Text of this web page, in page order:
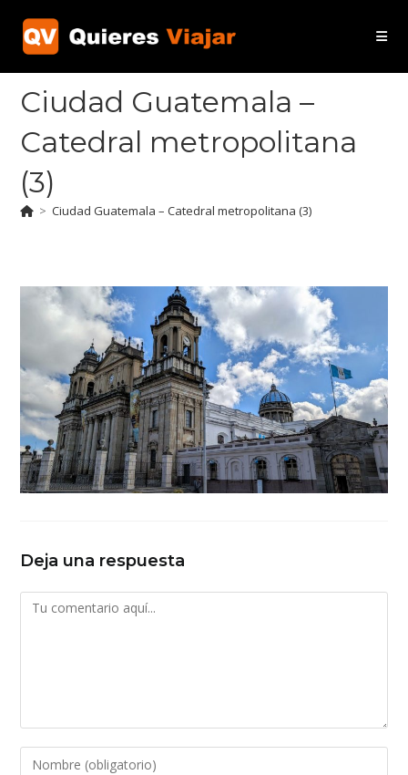
contenido
Ciudad Guatemala –
Catedral metropolitana
(3)
> Ciudad Guatemala – Catedral metropolitana (3)
Deja una respuesta
Comentario
Introduce